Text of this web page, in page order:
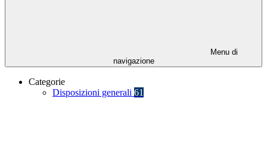
Menu di
navigazione
Categorie
Disposizioni generali 61